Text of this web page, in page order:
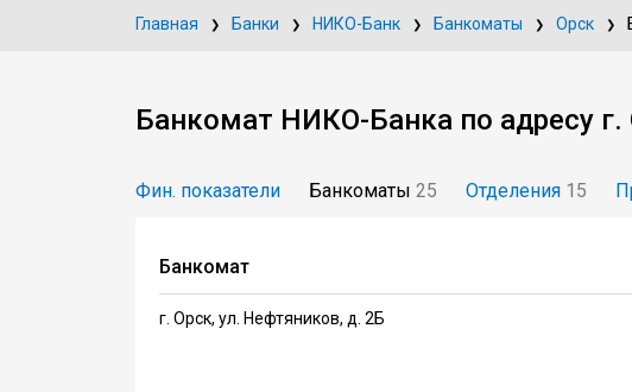
Главная Банки НИКО-Банк Банкоматы Орск
Банкомат НИКО-Банка по адресу
Фин. показатели Банкоматы 25 Отделения 15
Банкомат
г. Орск, ул. Нефтяников, д. 2Б